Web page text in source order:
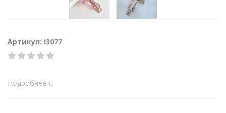
Артикул: i3077
Подробнее